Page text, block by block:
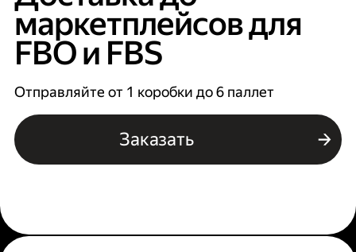
маркетплейсов для
FBO и FBS
Отправляйте от 1 коробки до 6 паллет
Заказать